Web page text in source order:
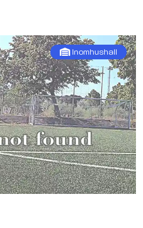
Inomhushall